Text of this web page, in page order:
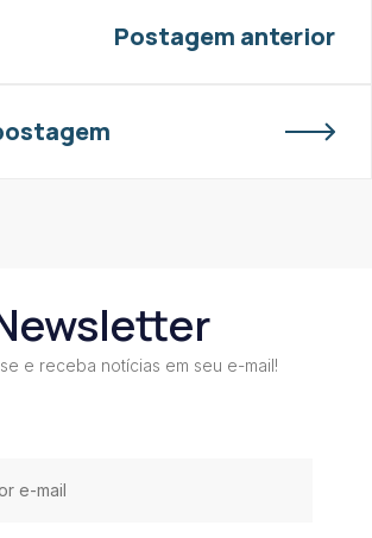
Postagem anterior
e receba notícias em seu e-mail!